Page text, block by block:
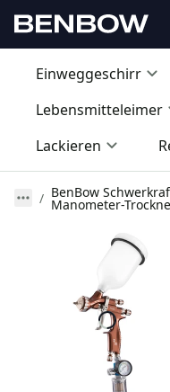
Einweggeschirr
Lebensmitteleimer
Lackieren
BenBow
Manometer-